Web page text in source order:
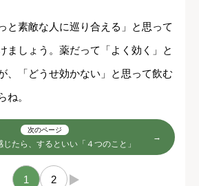
と素敵な人に巡り合える」と思って
ましょう。薬だって「よく効く」と
、「どうせ効かない」と思って飲む
ね。
次のページ
じたら、するといい「４つのこと」
1 2 →